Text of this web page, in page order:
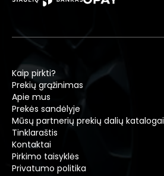
Kaip pirkti?
Prekių grąžinimas
Apie mus
Prekės sandėlyje
Mūsų partnerių prekių dalių katalogai
Tinklaraštis
Kontaktai
Pirkimo taisyklės
Privatumo politika